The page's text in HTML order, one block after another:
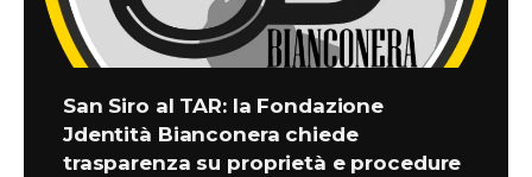
San Siro al TAR: la Fondazione
Jdentità Bianconera chiede
trasparenza su proprietà e procedure